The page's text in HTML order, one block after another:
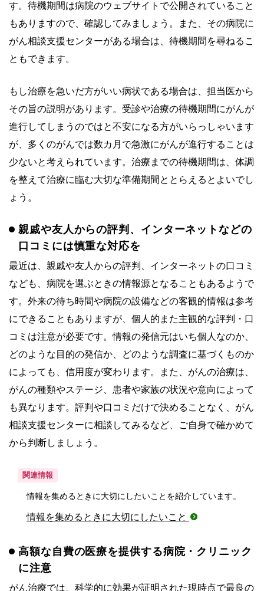
す。待機期間は病院のウェブサイトで公開されていること
もありますので、確認してみましょう。また、その病院に
がん相談支援センターがある場合は、待機期間を尋ねるこ
ともできます。
もし治療を急いだ方がいい病状である場合は、担当医から
その旨の説明があります。受診や治療の待機期間にがんが
進行してしまうのではと不安になる方がいらっしゃいます
が、多くのがんでは数カ月で急激にがんが進行することは
少ないと考えられています。治療までの待機期間は、体調
を整えて治療に臨む大切な準備期間ととらえるとよいでし
ょう。
親戚や友人からの評判、インターネットなどの
口コミには慎重な対応を
最近は、親戚や友人からの評判、インターネットの口コミ
なども、病院を選ぶときの情報源となることもあるようで
す。外来の待ち時間や病院の設備などの客観的情報は参考
にできることもありますが、個人的また主観的な評判・口
コミは注意が必要です。情報の発信元はいち個人なのか、
どのような目的の発信か、どのような調査に基づくものか
によっても、信用度が変わります。また、がんの治療は、
がんの種類やステージ、患者や家族の状況や意向によって
も異なります。評判や口コミだけで決めることなく、がん
相談支援センターに相談してみるなど、ご自身で確かめて
から判断しましょう。
関連情報
情報を集めるときに大切にしたいことを紹介しています。
情報を集めるときに大切にしたいこと
高額な自費の医療を提供する病院・クリニック
に注意
がん治療では、科学的に効果が証明された現時点で最良の